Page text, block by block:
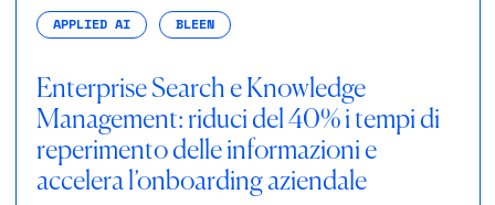
APPLIED AI BLEEN
Enterprise Search e Knowledge
Management: riduci del 40% i tempi di
reperimento delle informazioni e
accelera l’onboarding aziendale